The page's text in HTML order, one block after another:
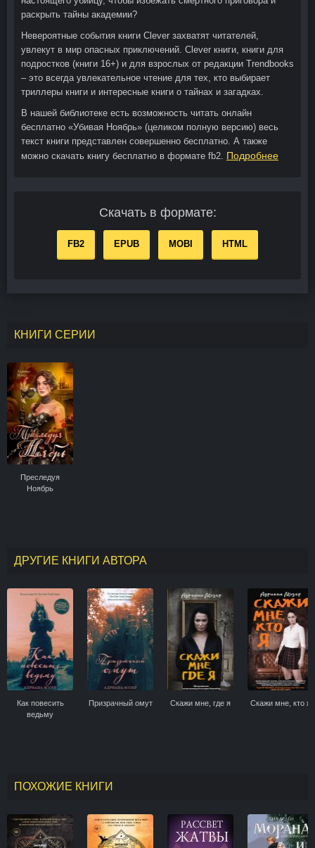
раскрыть тайны академии?
Невероятные события книги Clever захватят читателей,
увлекут в мир опасных приключений. Clever книги, книги для
подростков (книги 16+) и для взрослых от редакции Trendbooks
– это всегда увлекательное чтение для тех, кто выбирает
триллеры книги и интересные книги о тайнах и загадках.
В нашей библиотеке есть возможность читать онлайн
бесплатно «Убивая Ноябрь» (целиком полную версию) весь
текст книги представлен совершенно бесплатно. А также
можно скачать книгу бесплатно в формате fb2. Подробнее
Скачать в формате:
FB2 EPUB MOBI HTML
КНИГИ СЕРИИ
Преследуя
Ноябрь
ДРУГИЕ КНИГИ АВТОРА
Как повесить
ведьму
Призрачный омут Скажи мне, где я Скажи мне, кто я
ПОХОЖИЕ КНИГИ